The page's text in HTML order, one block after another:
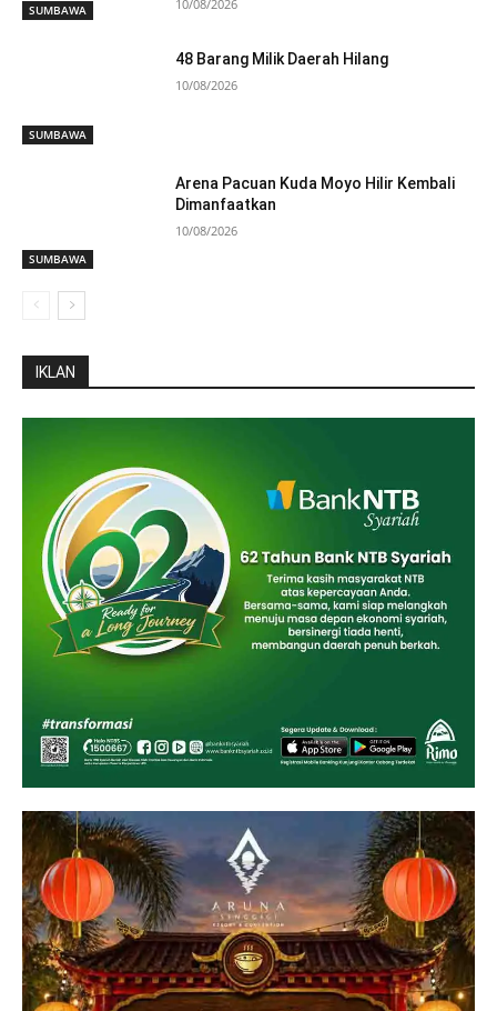
SUMBAWA 10/08/2026
SUMBAWA
48 Barang Milik Daerah Hilang
10/08/2026
SUMBAWA
Arena Pacuan Kuda Moyo Hilir Kembali
Dimanfaatkan
10/08/2026
IKLAN